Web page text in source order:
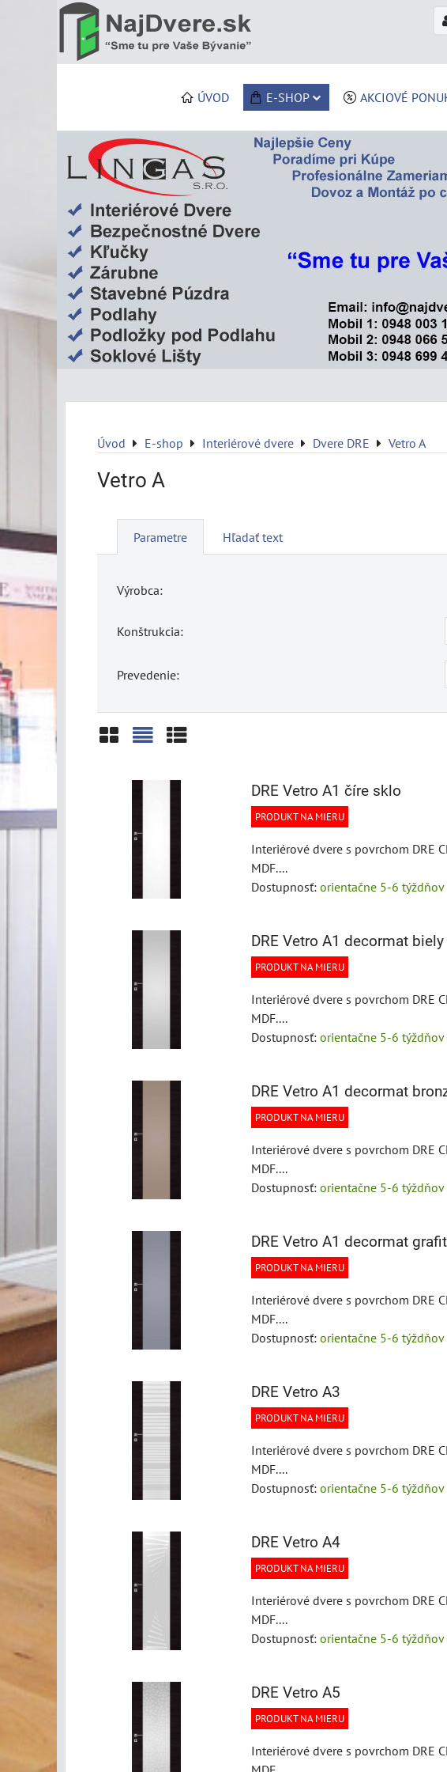
ÚVOD E-SHOP AKCIOVÉ
Úvod E-shop Interiérové dvere Dvere DRE Vetro A
Vetro A
Parametre Hľadať text
Výrobca:
Konštrukcia:
Prevedenie:
DRE Vetro A1 číre sklo
PRODUKT NA MIERU
Interiérové dvere s povrchom DRE
MDF....
Dostupnosť: orientačne 5-6 týždňov
DRE Vetro A1 decormat biely
PRODUKT NA MIERU
Interiérové dvere s povrchom DRE
MDF....
Dostupnosť: orientačne 5-6 týždňov
DRE Vetro A1 decormat
PRODUKT NA MIERU
Interiérové dvere s povrchom DRE
MDF....
Dostupnosť: orientačne 5-6 týždňov
DRE Vetro A1 decormat grafit
PRODUKT NA MIERU
Interiérové dvere s povrchom DRE
MDF....
Dostupnosť: orientačne 5-6 týždňov
DRE Vetro A3
PRODUKT NA MIERU
Interiérové dvere s povrchom DRE
MDF....
Dostupnosť: orientačne 5-6 týždňov
DRE Vetro A4
PRODUKT NA MIERU
Interiérové dvere s povrchom DRE
MDF....
Dostupnosť: orientačne 5-6 týždňov
DRE Vetro A5
PRODUKT NA MIERU
Interiérové dvere s povrchom DRE